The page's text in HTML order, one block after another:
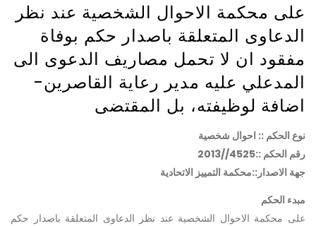
على محكمة الاحوال الشخصية عند نظر
الدعاوى المتعلقة باصدار حكم بوفاة
مفقود ان لا تحمل مصاريف الدعوى الى
المدعلي عليه مدير رعاية القاصرين-
اضافة لوظيفته، بل المقتضى
نوع الحكم :: احوال شخصية
رقم الحكم ::4525//2013
جهة الاصدار::محكمة التمييز الاتحادية
مبدء الحكم
على محكمة الاحوال الشخصية عند نظر الدعاوى المتعلقة باصدار حكم